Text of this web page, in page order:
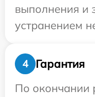
выполнения и
устранением
4
Гарантия
По окончании